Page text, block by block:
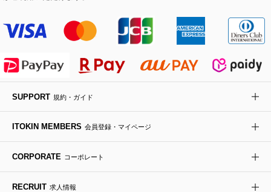
MK MICHEL KLEIN BAG
HIROKO KOSHINO
ライダースジャケット
デニムジャケット
ダウンジャケット・コート
ハンカチ・バンダナ
手袋
チャーム・ストラップ
バックパック・リュック
ボディバッグ・メッセンジャーバッグ
トラベルバッグ
フラットシューズ
ローファー
ドレスシューズ
カサブランカ・カラー
ラナンキュラス
ポプリアレンジ＆フレグランス
SUPPORT 規約・ガイド
ITOKIN MEMBERS 会員登録・マイページ
CORPORATE コーポレート
RECRUIT 求人情報